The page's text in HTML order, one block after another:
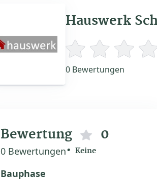
Hauswerk
0 Bewertungen
Bewertung 0
0 Bewertungen Keine
Bauphase